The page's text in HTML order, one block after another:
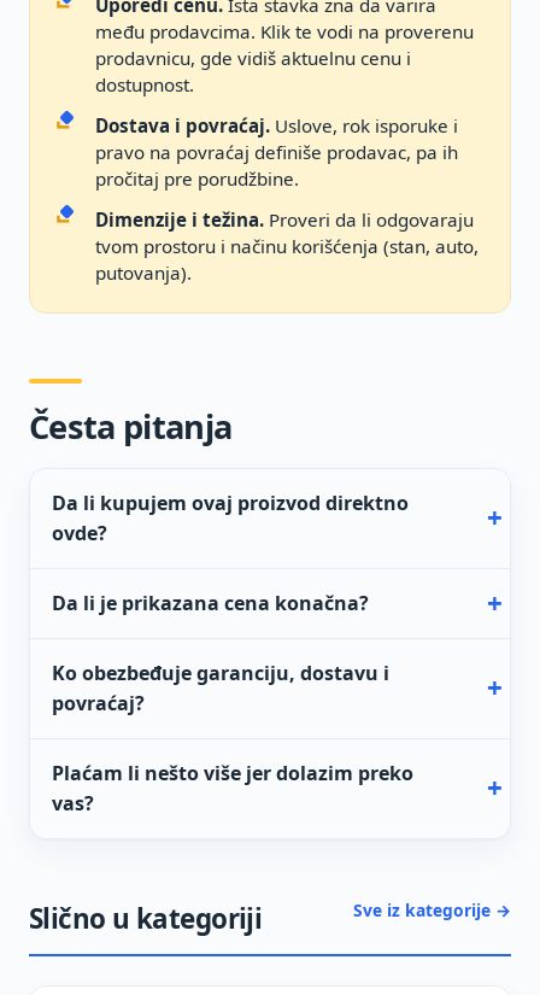
među prodavcima. Klik te vodi na proverenu
prodavnicu, gde vidiš aktuelnu cenu i
dostupnost.
Dostava i povraćaj. Uslove, rok isporuke i
pravo na povraćaj definiše prodavac, pa ih
pročitaj pre porudžbine.
Dimenzije i težina. Proveri da li odgovaraju
tvom prostoru i načinu korišćenja (stan, auto,
putovanja).
Česta pitanja
Da li kupujem ovaj proizvod direktno
ovde?
Da li je prikazana cena konačna?
Ko obezbeđuje garanciju, dostavu i
povraćaj?
Plaćam li nešto više jer dolazim preko
vas?
Slično u kategoriji Sve iz kategorije →